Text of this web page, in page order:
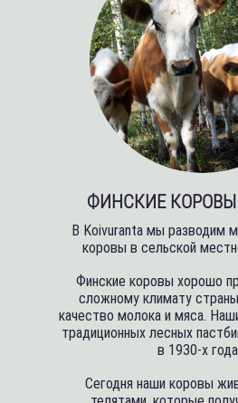
ФИНСКИЕ КОРОВЫ
В Koivuranta мы разводим
коровы в сельской
Финские коровы хорошо
сложному климату
качество молока и мяса.
традиционных лесных
в 1930-х
Сегодня наши коровы